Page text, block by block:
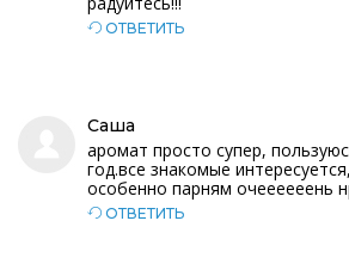
ОТВЕТИТЬ
Саша
аромат просто супер,
год.все знакомые
особенно парням очеееееень
ОТВЕТИТЬ